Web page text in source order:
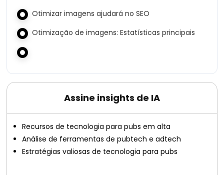
Otimizar imagens ajudará no SEO
Otimização de imagens: Estatísticas principais
Assine insights de IA
Recursos de tecnologia para pubs em alta
Análise de ferramentas de pubtech e adtech
Estratégias valiosas de tecnologia para pubs